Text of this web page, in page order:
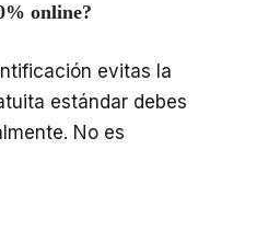
online?
evitas la
estándar debes
No es